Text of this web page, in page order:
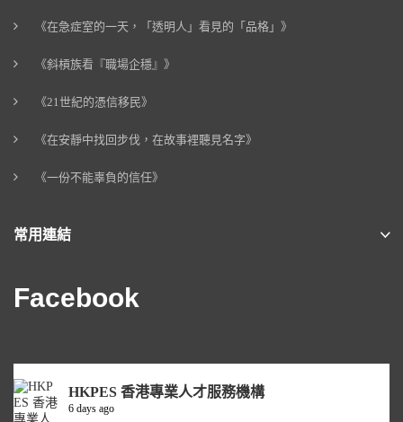
《在急症室的一天，「透明人」看見的「品格」》
《斜槓族看『職場企穩』》
《21世紀的憑信移民》
《在安靜中找回步伐，在故事裡聽見名字》
《一份不能辜負的信任》
常用連結
Facebook
HKPES 香港專業人才服務機構
6 days ago